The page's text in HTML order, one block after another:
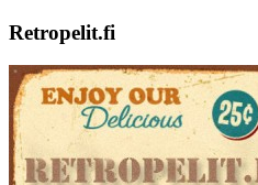
Retropelit.fi